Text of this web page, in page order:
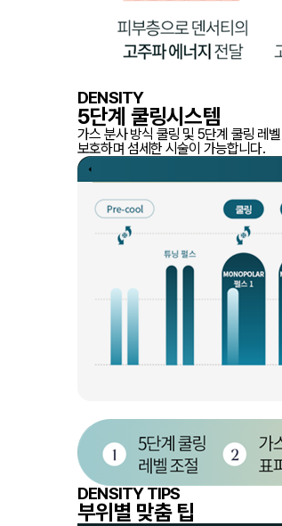
DENSITY
5단계 쿨링시스템
가스 분사 방식 쿨링 및 5단계 쿨링 레
보호하며 섬세한 시술이 가능합니다.
DENSITY TIPS
부위별 맞춤 팁